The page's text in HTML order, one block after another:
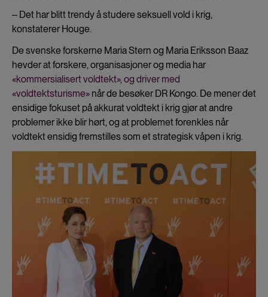
‒ Det har blitt trendy å studere seksuell vold i krig,
konstaterer Houge.
De svenske forskerne Maria Stern og Maria Eriksson Baaz
hevder at forskere, organisasjoner og media har
«kommersialisert voldtekt», og driver med
«voldtektsturisme» når de besøker DR Kongo. De mener det
ensidige fokuset på akkurat voldtekt i krig gjør at andre
problemer ikke blir hørt, og at problemet forenkles når
voldtekt ensidig fremstilles som et strategisk våpen i krig.